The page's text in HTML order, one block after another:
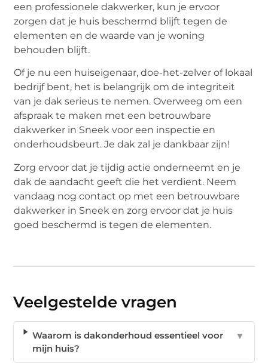
een professionele dakwerker, kun je ervoor
zorgen dat je huis beschermd blijft tegen de
elementen en de waarde van je woning
behouden blijft.
Of je nu een huiseigenaar, doe-het-zelver of lokaal
bedrijf bent, het is belangrijk om de integriteit
van je dak serieus te nemen. Overweeg om een
afspraak te maken met een betrouwbare
dakwerker in Sneek voor een inspectie en
onderhoudsbeurt. Je dak zal je dankbaar zijn!
Zorg ervoor dat je tijdig actie onderneemt en je
dak de aandacht geeft die het verdient. Neem
vandaag nog contact op met een betrouwbare
dakwerker in Sneek en zorg ervoor dat je huis
goed beschermd is tegen de elementen.
Veelgestelde vragen
Waarom is dakonderhoud essentieel voor
mijn huis?
▼